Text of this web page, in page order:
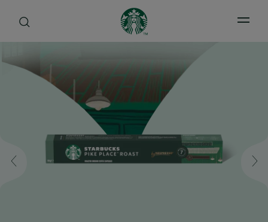
Open